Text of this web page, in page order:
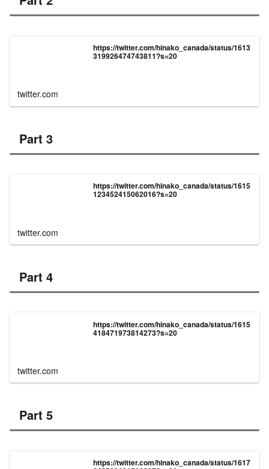
https://twitter.com/hinako_canada/status/1613
319926474743811?s=20
twitter.com
Part 3
https://twitter.com/hinako_canada/status/1615
123452415062016?s=20
twitter.com
Part 4
https://twitter.com/hinako_canada/status/1615
418471973814273?s=20
twitter.com
Part 5
https://twitter.com/hinako_canada/status/1617